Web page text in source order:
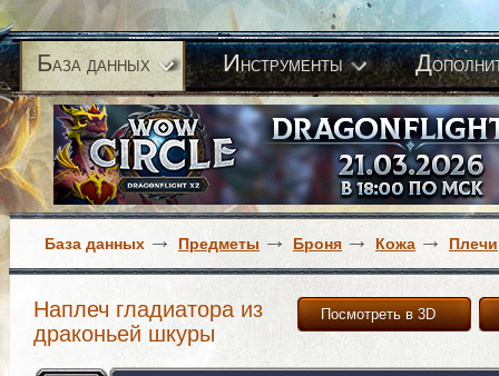
База данных Инструменты Д
База данных Предметы Броня Кожа Плечи
Посмотреть в 3D
Наплеч гладиатора из
драконьей шкуры